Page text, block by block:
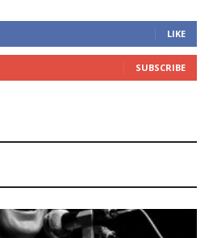
LIKE
SUBSCRIBE